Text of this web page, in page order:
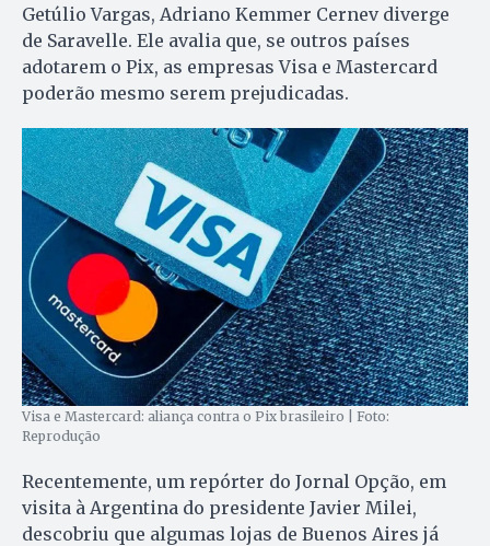
Getúlio Vargas, Adriano Kemmer Cernev diverge
de Saravelle. Ele avalia que, se outros países
adotarem o Pix, as empresas Visa e Mastercard
poderão mesmo serem prejudicadas.
Visa e Mastercard: aliança contra o Pix brasileiro | Foto:
Reprodução
Recentemente, um repórter do Jornal Opção, em
visita à Argentina do presidente Javier Milei,
descobriu que algumas lojas de Buenos Aires já